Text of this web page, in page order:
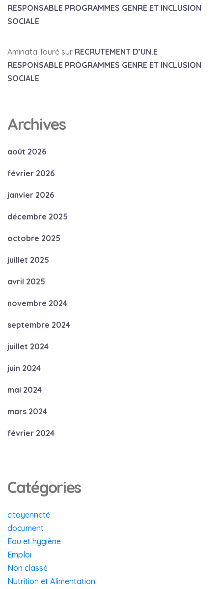
RESPONSABLE PROGRAMMES GENRE ET INCLUSION
SOCIALE
Aminata Touré sur RECRUTEMENT D’UN.E
RESPONSABLE PROGRAMMES GENRE ET INCLUSION
SOCIALE
Archives
août 2026
février 2026
janvier 2026
décembre 2025
octobre 2025
juillet 2025
avril 2025
novembre 2024
septembre 2024
juillet 2024
juin 2024
mai 2024
mars 2024
février 2024
Catégories
citoyenneté
document
Eau et hygiène
Emploi
Non classé
Nutrition et Alimentation